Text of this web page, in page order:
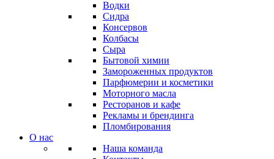
Водки
Сидра
Консервов
Колбасы
Сыра
Бытовой химии
Замороженных продуктов
Парфюмерии и косметики
Моторного масла
Ресторанов и кафе
Рекламы и брендинга
Пломбирования
О нас
Наша команда